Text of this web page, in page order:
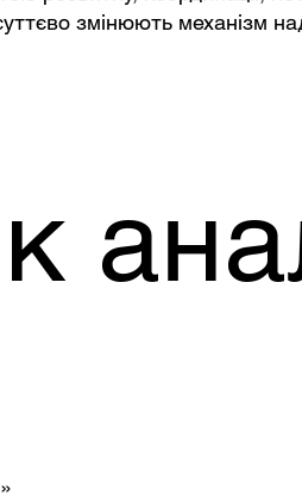
змінюють механізм